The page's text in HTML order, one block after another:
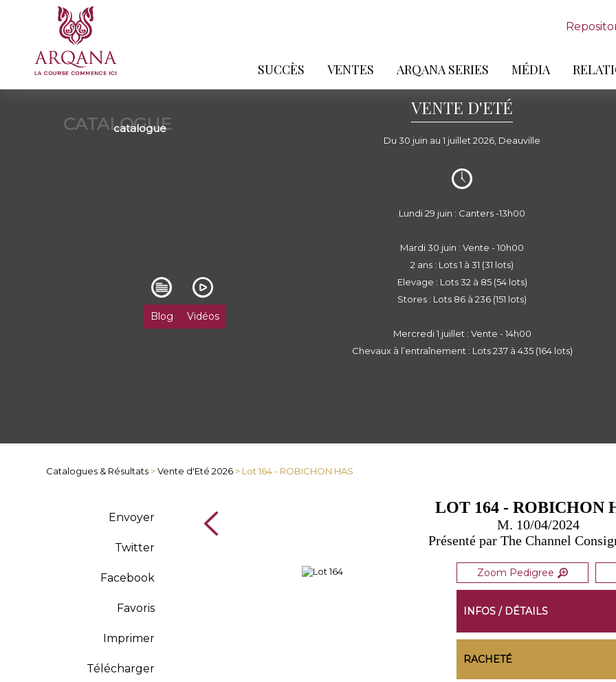
SUCCÈS VENTES ARQANA SERIES MÉDIA
CATALOGUE
catalogue
VENTE D'ETÉ
Du 30 juin au 1 juillet 2026, Deauville
Blog Vidéos
Lundi 29 juin : Canters -13h00
Mardi 30 juin : Vente - 10h00
2 ans : Lots 1 à 31 (31 lots)
Elevage : Lots 32 à 85 (54 lots)
Stores : Lots 86 à 236 (151 lots)
Mercredi 1 juillet : Vente - 14h00
Chevaux à l’entraînement : Lots 237 à 435 (164 lots)
Catalogues & Résultats >Vente d'Eté 2026 > Lot 164 - ROBICHON HAS
Envoyer
Twitter
Facebook
Favoris
Imprimer
Télécharger
LOT 164 - ROBICHON
M. 10/04/2024
Présenté par The Channel
Zoom Pedigree
INFOS / DÉTAILS
RACHETÉ